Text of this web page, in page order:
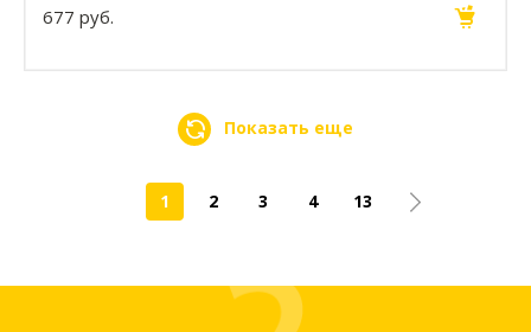
677 руб.
Показать еще
1 2 3 4 13